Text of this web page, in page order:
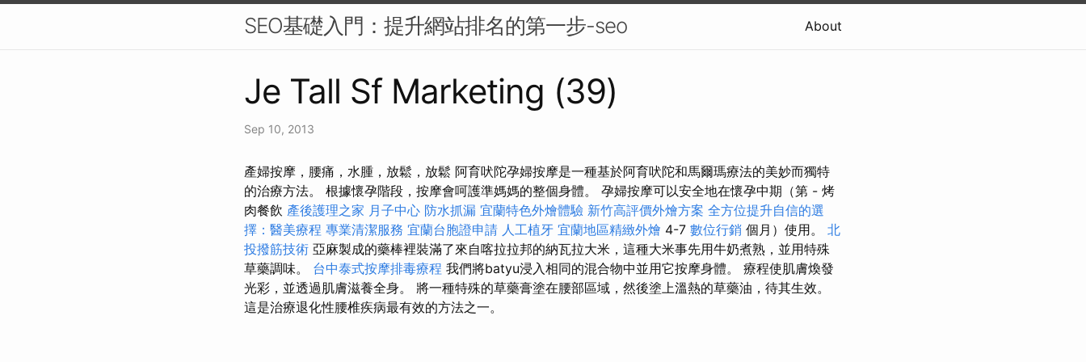
SEO基礎入門：提升網站排名的第一步-seo About
Je Tall Sf Marketing (39)
Sep 10, 2013
產婦按摩，腰痛，水腫，放鬆，放鬆 阿育吠陀孕婦按摩是一種基於阿育吠陀和馬爾瑪療法的美妙而獨特
的治療方法。 根據懷孕階段，按摩會呵護準媽媽的整個身體。 孕婦按摩可以安全地在懷孕中期（第 - 烤
肉餐飲 產後護理之家 月子中心 防水抓漏 宜蘭特色外燴體驗 新竹高評價外燴方案 全方位提升自信的選
擇：醫美療程 專業清潔服務 宜蘭台胞證申請 人工植牙 宜蘭地區精緻外燴 4-7 數位行銷 個月）使用。 北
投撥筋技術 亞麻製成的藥棒裡裝滿了來自喀拉拉邦的納瓦拉大米，這種大米事先用牛奶煮熟，並用特殊
草藥調味。 台中泰式按摩排毒療程 我們將batyu浸入相同的混合物中並用它按摩身體。 療程使肌膚煥發
光彩，並透過肌膚滋養全身。 將一種特殊的草藥膏塗在腰部區域，然後塗上溫熱的草藥油，待其生效。
這是治療退化性腰椎疾病最有效的方法之一。